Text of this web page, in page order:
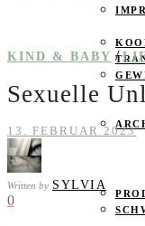
KIND & BABY /
Sexuelle
13. FEBRUAR 2023
Written by SYLVIA
0